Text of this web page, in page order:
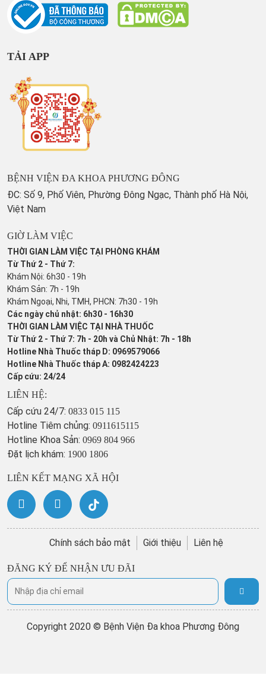
TẢI APP
BỆNH VIỆN ĐA KHOA PHƯƠNG ĐÔNG
ĐC: Số 9, Phố Viên, Phường Đông Ngạc, Thành phố Hà Nội,
Việt Nam
GIỜ LÀM VIỆC
THỜI GIAN LÀM VIỆC TẠI PHÒNG KHÁM
Từ Thứ 2 - Thứ 7:
Khám Nội: 6h30 - 19h
Khám Sản: 7h - 19h
Khám Ngoại, Nhi, TMH, PHCN: 7h30 - 19h
Các ngày chủ nhật: 6h30 - 16h30
THỜI GIAN LÀM VIỆC TẠI NHÀ THUỐC
Từ Thứ 2 - Thứ 7: 7h - 20h và Chủ Nhật: 7h - 18h
Hotline Nhà Thuốc tháp D: 0969579066
Hotline Nhà Thuốc tháp A: 0982424223
Cấp cứu: 24/24
LIÊN HỆ:
Cấp cứu 24/7: 0833 015 115
Hotline Tiêm chủng: 0911615115
Hotline Khoa Sản: 0969 804 966
Đặt lịch khám: 1900 1806
LIÊN KẾT MẠNG XÃ HỘI
Chính sách bảo mật Giới thiệu Liên hệ
ĐĂNG KÝ ĐỂ NHẬN ƯU ĐÃI
Copyright 2020 © Bệnh Viện Đa khoa Phương Đông